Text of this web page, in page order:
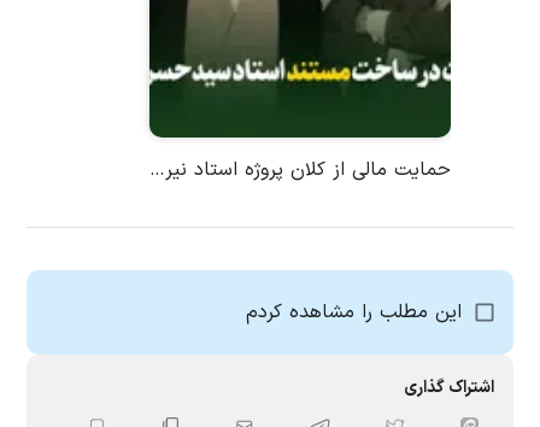
حمایت مالی از کلان پروژه استاد نیرزاده
این مطلب را مشاهده کردم
اشتراک گذاری